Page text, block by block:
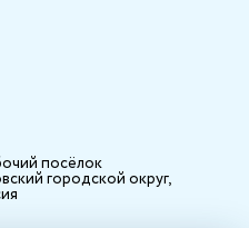
посёлок
городской округ,